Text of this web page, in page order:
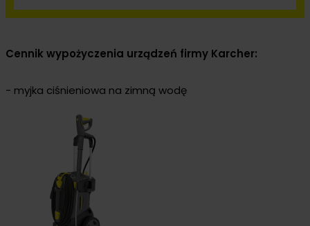
Cennik wypożyczenia urządzeń firmy Karcher:
- myjka ciśnieniowa na zimną wodę